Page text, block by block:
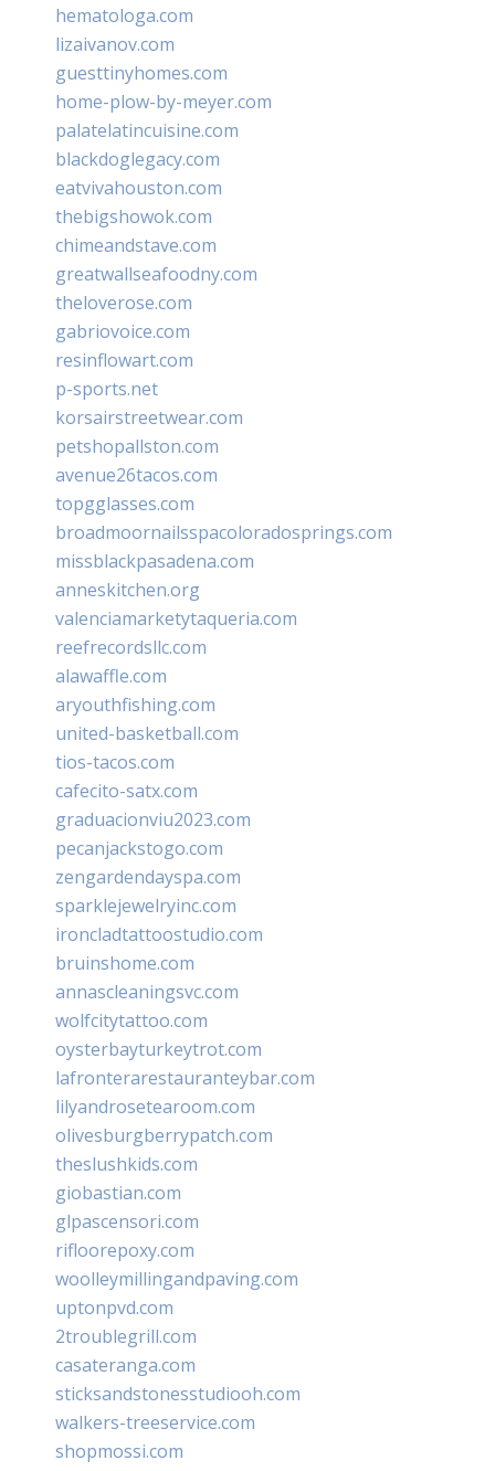
hematologa.com
lizaivanov.com
guesttinyhomes.com
home-plow-by-meyer.com
palatelatincuisine.com
blackdoglegacy.com
eatvivahouston.com
thebigshowok.com
chimeandstave.com
greatwallseafoodny.com
theloverose.com
gabriovoice.com
resinflowart.com
p-sports.net
korsairstreetwear.com
petshopallston.com
avenue26tacos.com
topgglasses.com
broadmoornailsspacoloradosprings.com
missblackpasadena.com
anneskitchen.org
valenciamarketytaqueria.com
reefrecordsllc.com
alawaffle.com
aryouthfishing.com
united-basketball.com
tios-tacos.com
cafecito-satx.com
graduacionviu2023.com
pecanjackstogo.com
zengardendayspa.com
sparklejewelryinc.com
ironcladtattoostudio.com
bruinshome.com
annascleaningsvc.com
wolfcitytattoo.com
oysterbayturkeytrot.com
lafronterarestauranteybar.com
lilyandrosetearoom.com
olivesburgberrypatch.com
theslushkids.com
giobastian.com
glpascensori.com
rifloorepoxy.com
woolleymillingandpaving.com
uptonpvd.com
2troublegrill.com
casateranga.com
sticksandstonesstudiooh.com
walkers-treeservice.com
shopmossi.com